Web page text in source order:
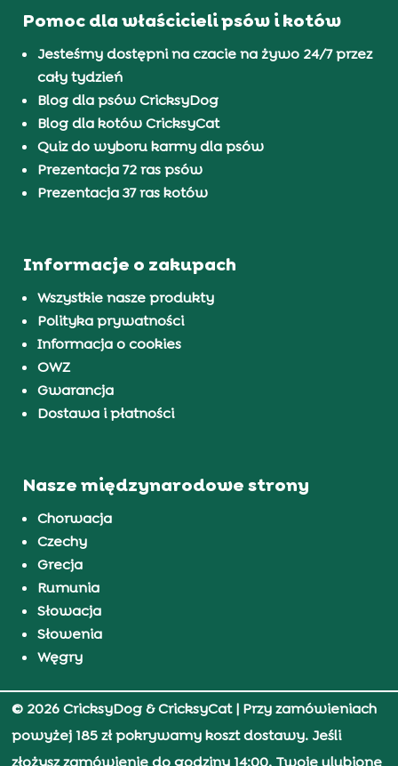
Pomoc dla właścicieli psów i kotów
Jesteśmy dostępni na czacie na żywo 24/7 przez
cały tydzień
Blog dla psów CricksyDog
Blog dla kotów CricksyCat
Quiz do wyboru karmy dla psów
Prezentacja 72 ras psów
Prezentacja 37 ras kotów
Informacje o zakupach
Wszystkie nasze produkty
Polityka prywatności
Informacja o cookies
OWZ
Gwarancja
Dostawa i płatności
Nasze międzynarodowe strony
Chorwacja
Czechy
Grecja
Rumunia
Słowacja
Słowenia
Węgry
© 2026 CricksyDog & CricksyCat| Przy zamówieniach
powyżej 185 zł pokrywamy koszt dostawy. Jeśli
złożysz zamówienie do godziny 14:00, Twoje ulubione